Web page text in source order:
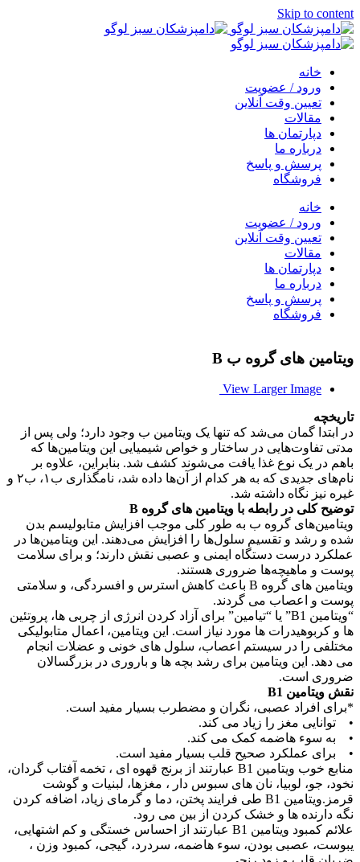
Skip to content
خانه
ورود / عضویت
تعیین وقت آنلاین
مقالات
دپارتمان ها
درباره ما
پرسش و پاسخ
فروشگاه
خانه
ورود / عضویت
تعیین وقت آنلاین
مقالات
دپارتمان ها
درباره ما
پرسش و پاسخ
فروشگاه
ویتامین های گروه ب B
View Larger Image
تاريخچه
در ابتدا گمان می‌شد که تنها یک ویتامین ب وجود دارد؛ ولی پس از
مدتی تفاوت‌هایی در ساختار و خواص شیمیایی این ویتامین‌ها که
باهم در یک نوع غذا یافت می‌شوند کشف شد. بنابراین، علاوه بر
نام‌های جدیدی که به هر کدام از آن‌ها داده شد، نامگذاری ب۱، ب۲ و
غیره نیز نگاه داشته شد.
توضیح کلی در رابطه با ویتامین های گروه B
ویتامین‌های گروه ب به طور کلی موجب افزایش متابولیسم بدن
شده و رشد و تقسیم سلول‌ها را افزایش می‌دهند. این ویتامین‌ها در
عملکرد درست دستگاه ایمنی و عصبی نقش دارند؛ و برای سلامت
پوست و ماهیچه‌ها ضروری هستند.
ویتامین های گروه B باعث کاهش استرس و افسردگی، و سلامتی
پوست و اعصاب می گردند.
“ویتامین B1” یا “تیامین” برای آزاد کردن انرژی از چربی ها، پروتئین
ها و کربوهیدرات ها مورد نیاز است. این ویتامین، اعمال متابولیکی
مختلفی را در سیستم اعصاب، سلول های خونی و عضلات انجام
می دهد. این ویتامین برای رشد بچه ها و باروری در بزرگسالان
ضروری است.
نقش ویتامین B1
*برای افراد عصبی، نگران و مضطرب بسیار مفید است.
• توانایی مغز را زیاد می کند.
• به سوء هاضمه کمک می کند.
• برای عملکرد صحیح قلب بسیار مفید است.
منابع خوب ویتامین B1 عبارتند از برنج قهوه ای ، تخمه آفتاب گردان،
نخود، جو، لوبیا، نان های سبوس دار ، مغزها، لبنیات و گوشت
قرمز.ویتامین B1 طی فرایند پختن، دما و گرمای زیاد، اضافه کردن
نگه دارنده ها و خشک کردن از بین می رود.
علائم کمبود ویتامین B1 عبارتند از احساس خستگی و کم اشتهایی،
یبوست، عصبی بودن، سوء هاضمه، سردرد، گیجی، کمبود وزن ،